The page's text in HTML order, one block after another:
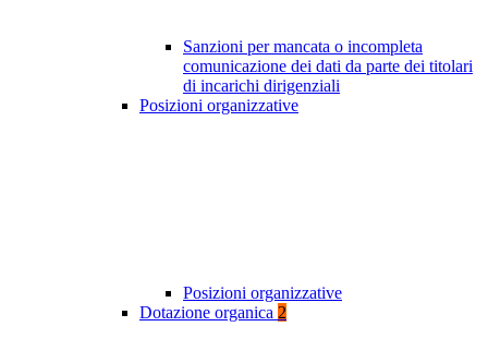
Sanzioni per mancata o incompleta
comunicazione dei dati da parte dei titolari
di incarichi dirigenziali
Posizioni organizzative
Posizioni organizzative
Dotazione organica 2